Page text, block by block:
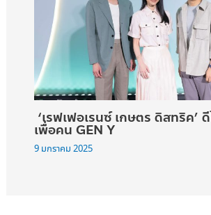
‘เรฟเฟอเรนซ์ เกษตร ดิสทริค’
เพื่อคน GEN Y
9 มกราคม 2025